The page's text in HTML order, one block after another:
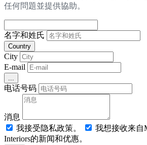
任何問題並提供協助。
名字和姓氏
Country
City
E-mail
电话号码
消息
我接受隐私政策。
我想接收来自
Interiors的新闻和优惠。